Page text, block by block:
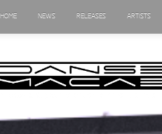
HOME NEWS RELEASES ARTISTS